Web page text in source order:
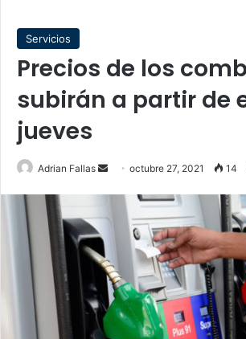
Servicios
Precios de los
subirán a partir de
jueves
Adrian Fallas
Send
email
octubre 27, 2021 14